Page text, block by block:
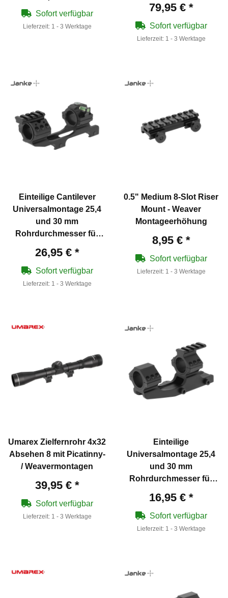
Sofort verfügbar
Lieferzeit: 1 - 3 Werktage
79,95 € *
Sofort verfügbar
Lieferzeit: 1 - 3 Werktage
Einteilige Cantilever
Universalmontage 25,4
und 30 mm
Rohrdurchmesser für
26,95 € *
Sofort verfügbar
Lieferzeit: 1 - 3 Werktage
0.5" Medium 8-Slot Riser
Mount - Weaver
Montageerhöhung
8,95 € *
Sofort verfügbar
Lieferzeit: 1 - 3 Werktage
Umarex Zielfernrohr 4x32
Absehen 8 mit Picatinny-
/ Weavermontagen
39,95 € *
Sofort verfügbar
Lieferzeit: 1 - 3 Werktage
Einteilige
Universalmontage 25,4
und 30 mm
Rohrdurchmesser für
16,95 € *
Sofort verfügbar
Lieferzeit: 1 - 3 Werktage